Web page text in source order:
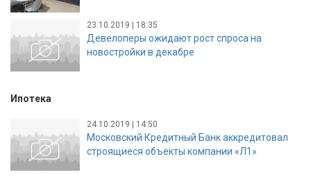
23.10.2019 | 18:35
Девелоперы ожидают рост спроса на
новостройки в декабре
Ипотека
24.10.2019 | 14:50
Московский Кредитный Банк аккредитовал
строящиеся объекты компании «Л1»